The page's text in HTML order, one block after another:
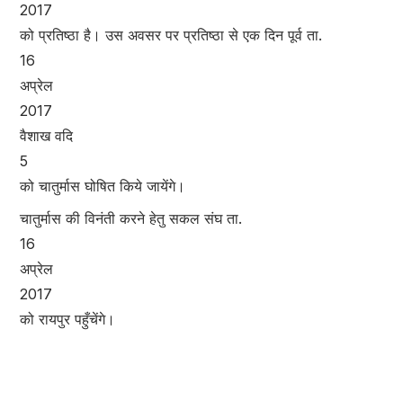
2017
को प्रतिष्ठा है। उस अवसर पर प्रतिष्ठा से एक दिन पूर्व ता.
16
अप्रेल
2017
वैशाख वदि
5
को चातुर्मास घोषित किये जायेंगे।
चातुर्मास की विनंती करने हेतु सकल संघ ता.
16
अप्रेल
2017
को रायपुर पहुँचेंगे।